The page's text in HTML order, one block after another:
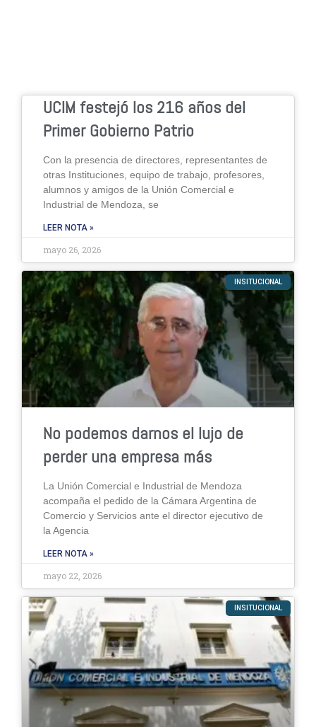
UCIM festejó los 216 años del
Primer Gobierno Patrio
Con la presencia de directores, representantes de
otras Instituciones, equipo de trabajo, profesores,
alumnos y amigos de la Unión Comercial e
Industrial de Mendoza, se
LEER NOTA »
mayo 26, 2026
INSITUCIONAL
No podemos darnos el lujo de
perder una empresa más
La Unión Comercial e Industrial de Mendoza
acompaña el pedido de la Cámara Argentina de
Comercio y Servicios ante el director ejecutivo de
la Agencia
LEER NOTA »
mayo 22, 2026
INSITUCIONAL